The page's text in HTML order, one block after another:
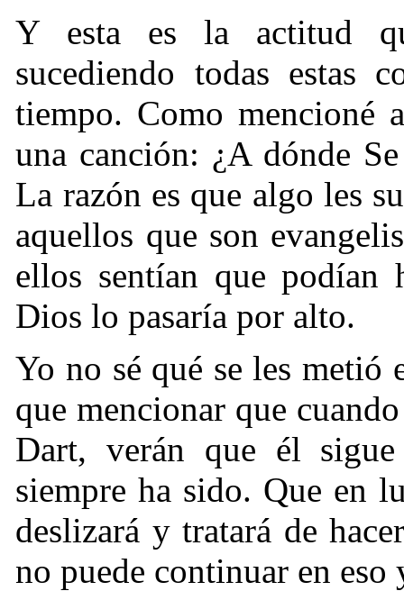
Y esta es la actitud
sucediendo todas estas
tiempo. Como mencioné
una canción: ¿A dónde
La razón es que algo les
aquellos que son
ellos sentían que podían
Dios lo pasaría por alto.
Yo no sé qué se les metió
que mencionar que
Dart, verán que él
siempre ha sido. Que en
deslizará y tratará de
no puede continuar en eso